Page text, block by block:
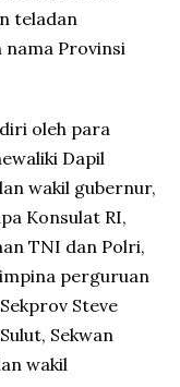
teladan
Provinsi
oleh para
Dapil
wakil gubernur,
Konsulat RI,
TNI dan Polri,
perguruan
Steve
Sekwan
wakil